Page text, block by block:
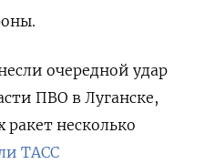
очередной удар
ПВО в Луганске,
ракет несколько
ТАСС